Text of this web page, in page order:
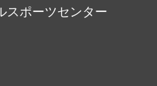
スポーツセンター